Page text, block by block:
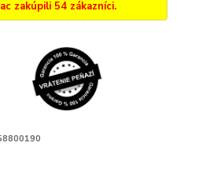
zakúpili 54 zákazníci.